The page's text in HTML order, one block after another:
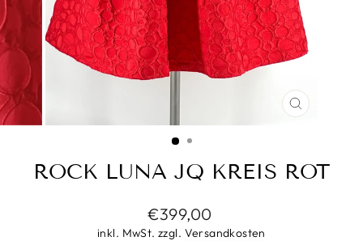
ROCK LUNA JQ KREIS ROT
Normaler
Preis
€399,00
inkl. MwSt. zzgl. Versandkosten